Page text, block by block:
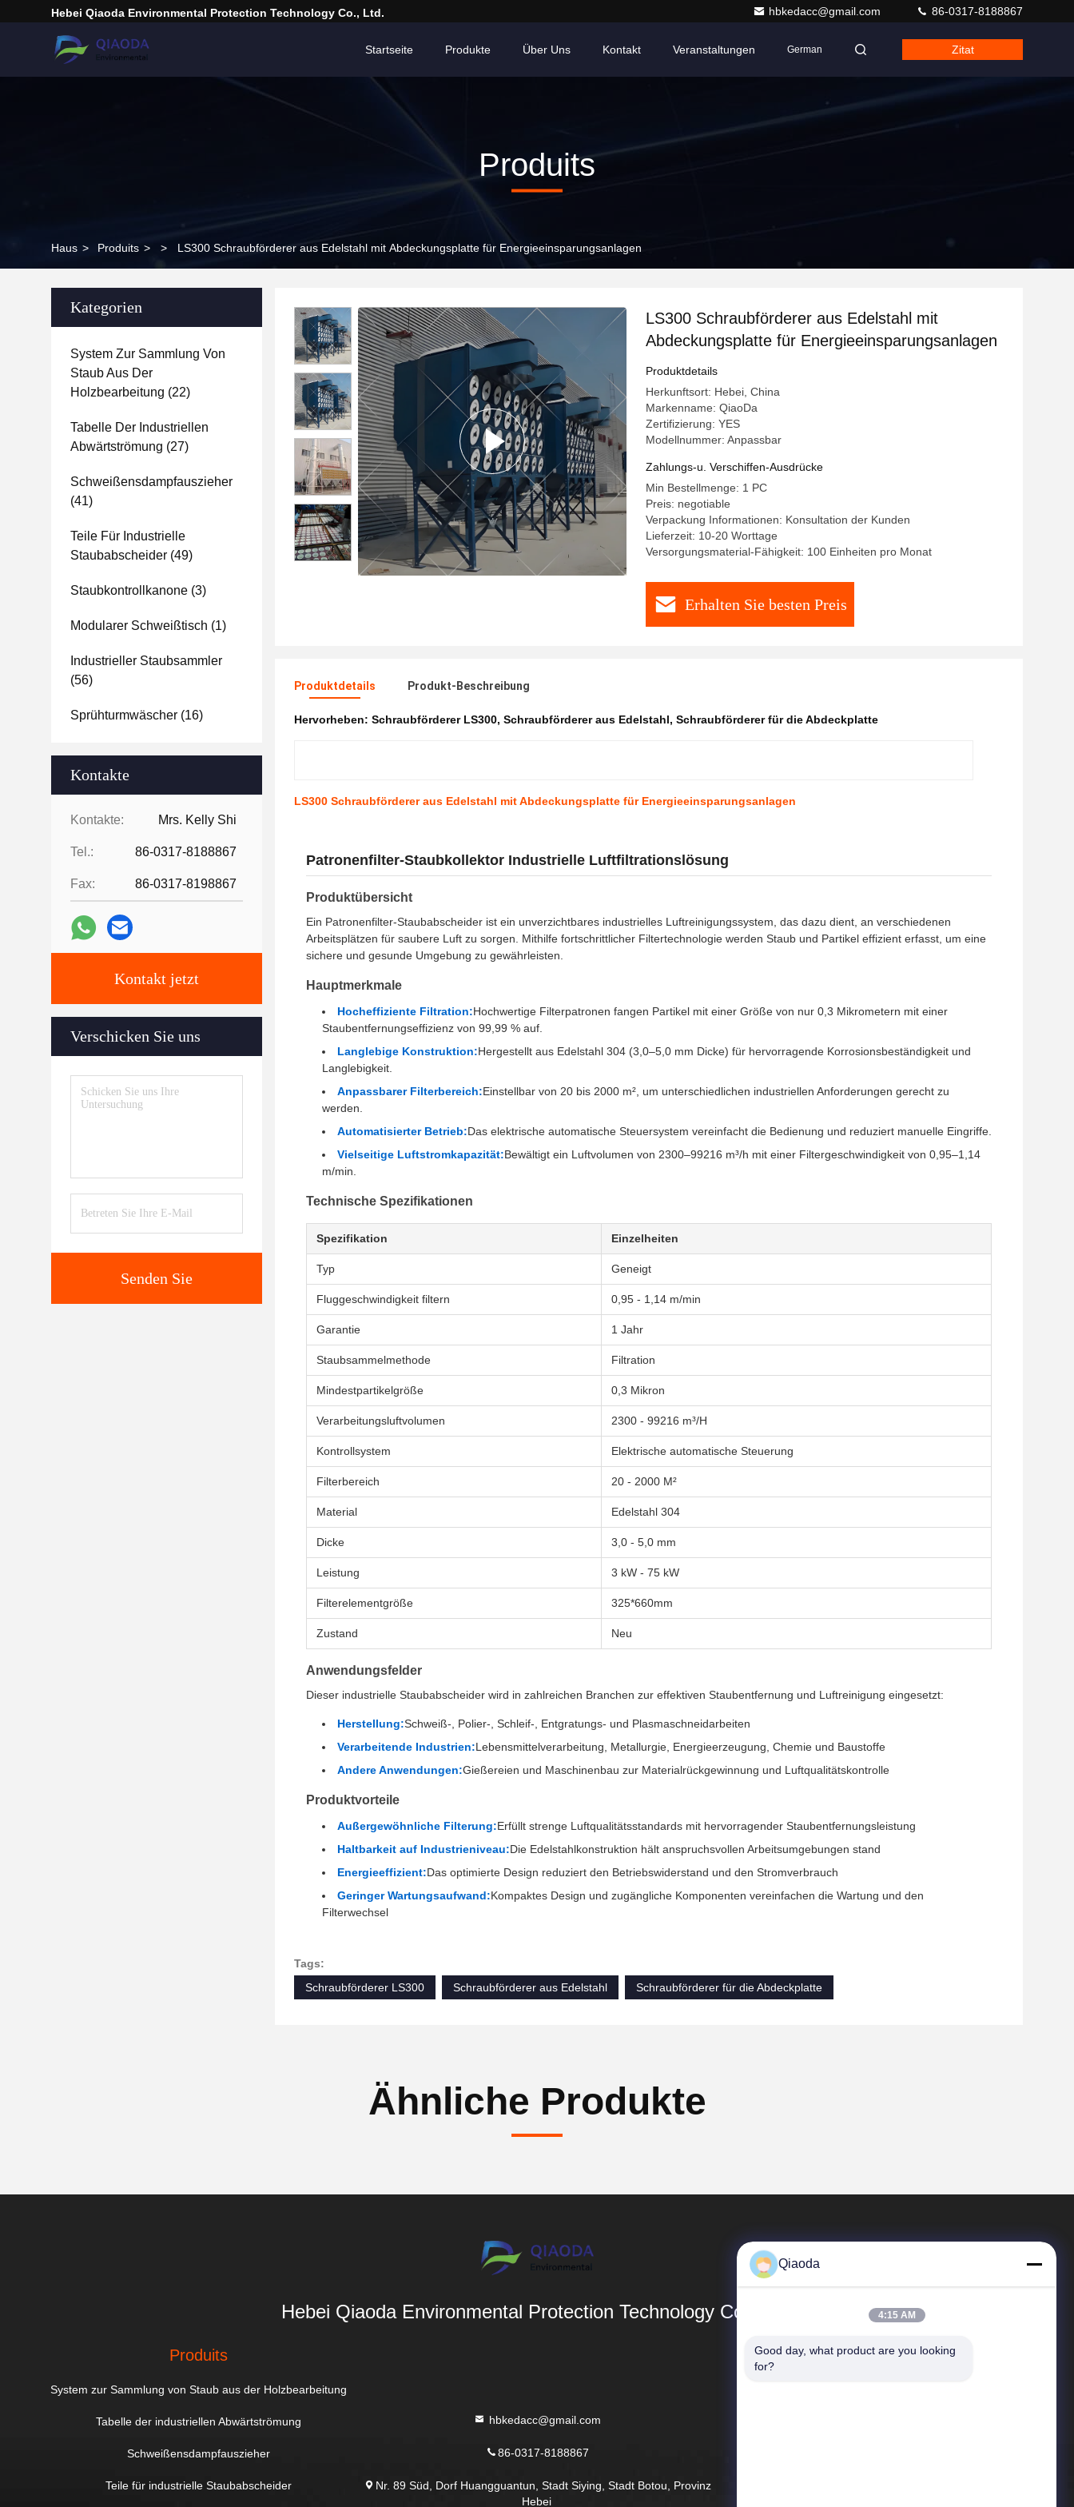
Hebei Qiaoda Environmental Protection Technology Co., Ltd. hbkedacc@gmail.com 86-0317-8188867
Startseite Produkte Über Uns Kontakt Veranstaltungen German Zitat
Produits
Haus > Produits > > LS300 Schraubförderer aus Edelstahl mit Abdeckungsplatte für Energieeinsparungsanlagen
Kategorien
System Zur Sammlung Von
Staub Aus Der
Holzbearbeitung (22)
Tabelle Der Industriellen
Abwärtströmung (27)
Schweißensdampfauszieher
(41)
Teile Für Industrielle
Staubabscheider (49)
Staubkontrollkanone (3)
Modularer Schweißtisch (1)
Industrieller Staubsammler
(56)
Sprühturmwäscher (16)
Kontakte
Kontakte: Mrs. Kelly Shi
Tel.: 86-0317-8188867
Fax: 86-0317-8198867
Kontakt jetzt
Verschicken Sie uns
Senden Sie
LS300 Schraubförderer aus Edelstahl mit
Abdeckungsplatte für Energieeinsparungsanlagen
Produktdetails
Herkunftsort: Hebei, China
Markenname: QiaoDa
Zertifizierung: YES
Modellnummer: Anpassbar
Zahlungs-u. Verschiffen-Ausdrücke
Min Bestellmenge: 1 PC
Preis: negotiable
Verpackung Informationen: Konsultation der Kunden
Lieferzeit: 10-20 Worttage
Versorgungsmaterial-Fähigkeit: 100 Einheiten pro Monat
Erhalten Sie besten Preis
Produktdetails Produkt-Beschreibung
Hervorheben: Schraubförderer LS300, Schraubförderer aus Edelstahl, Schraubförderer für die Abdeckplatte
LS300 Schraubförderer aus Edelstahl mit Abdeckungsplatte für Energieeinsparungsanlagen
Patronenfilter-Staubkollektor Industrielle Luftfiltrationslösung
Produktübersicht
Ein Patronenfilter-Staubabscheider ist ein unverzichtbares industrielles Luftreinigungssystem, das dazu dient, an verschiedenen
Arbeitsplätzen für saubere Luft zu sorgen. Mithilfe fortschrittlicher Filtertechnologie werden Staub und Partikel effizient erfasst, um eine
sichere und gesunde Umgebung zu gewährleisten.
Hauptmerkmale
Hocheffiziente Filtration:Hochwertige Filterpatronen fangen Partikel mit einer Größe von nur 0,3 Mikrometern mit einer
Staubentfernungseffizienz von 99,99 % auf.
Langlebige Konstruktion:Hergestellt aus Edelstahl 304 (3,0–5,0 mm Dicke) für hervorragende Korrosionsbeständigkeit und
Langlebigkeit.
Anpassbarer Filterbereich:Einstellbar von 20 bis 2000 m², um unterschiedlichen industriellen Anforderungen gerecht zu
werden.
Automatisierter Betrieb:Das elektrische automatische Steuersystem vereinfacht die Bedienung und reduziert manuelle Eingriffe.
Vielseitige Luftstromkapazität:Bewältigt ein Luftvolumen von 2300–99216 m³/h mit einer Filtergeschwindigkeit von 0,95–1,14
m/min.
Technische Spezifikationen
Spezifikation Einzelheiten
Typ Geneigt
Fluggeschwindigkeit filtern 0,95 - 1,14 m/min
Garantie 1 Jahr
Staubsammelmethode Filtration
Mindestpartikelgröße 0,3 Mikron
Verarbeitungsluftvolumen 2300 - 99216 m³/H
Kontrollsystem Elektrische automatische Steuerung
Filterbereich 20 - 2000 M²
Material Edelstahl 304
Dicke 3,0 - 5,0 mm
Leistung 3 kW - 75 kW
Filterelementgröße 325*660mm
Zustand Neu
Anwendungsfelder
Dieser industrielle Staubabscheider wird in zahlreichen Branchen zur effektiven Staubentfernung und Luftreinigung eingesetzt:
Herstellung:Schweiß-, Polier-, Schleif-, Entgratungs- und Plasmaschneidarbeiten
Verarbeitende Industrien:Lebensmittelverarbeitung, Metallurgie, Energieerzeugung, Chemie und Baustoffe
Andere Anwendungen:Gießereien und Maschinenbau zur Materialrückgewinnung und Luftqualitätskontrolle
Produktvorteile
Außergewöhnliche Filterung:Erfüllt strenge Luftqualitätsstandards mit hervorragender Staubentfernungsleistung
Haltbarkeit auf Industrieniveau:Die Edelstahlkonstruktion hält anspruchsvollen Arbeitsumgebungen stand
Energieeffizient:Das optimierte Design reduziert den Betriebswiderstand und den Stromverbrauch
Geringer Wartungsaufwand:Kompaktes Design und zugängliche Komponenten vereinfachen die Wartung und den
Filterwechsel
Tags:
Schraubförderer LS300
Schraubförderer aus Edelstahl Schraubförderer für die Abdeckplatte
Ähnliche Produkte
Hebei Qiaoda Environmental Protection Technology Co., Ltd.
Produits
System zur Sammlung von Staub aus der Holzbearbeitung
Tabelle der industriellen Abwärtströmung
Schweißensdampfauszieher
Teile für industrielle Staubabscheider
hbkedacc@gmail.com
86-0317-8188867
Nr. 89 Süd, Dorf Huangguantun, Stadt Siying, Stadt Botou, Provinz
Hebei
Schnelle Verbindungen
Qiaoda
4:15 AM
Good day, what product are you looking
for?